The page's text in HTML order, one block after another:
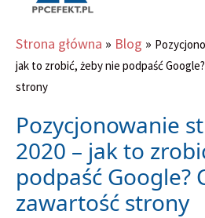
Strona główna » Blog »
jak to zrobić, żeby nie podpaść
strony
Pozycjonowanie
2020 – jak to
podpaść Google?
zawartość strony